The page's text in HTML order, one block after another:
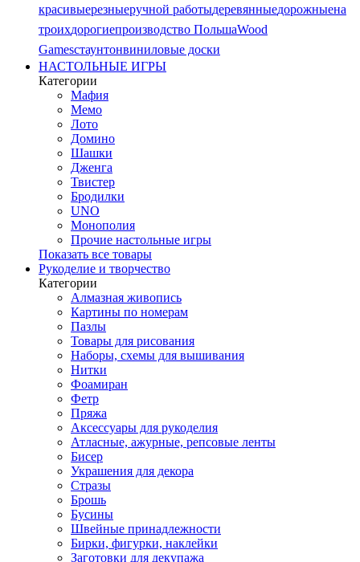
красивыерезныеручной работыдеревянныедорожныена
троихдорогиепроизводство ПольшаWood
Gamesстаунтонвиниловые доски
НАСТОЛЬНЫЕ ИГРЫ
Категории
Мафия
Мемо
Лото
Домино
Шашки
Дженга
Твистер
Бродилки
UNO
Монополия
Прочие настольные игры
Показать все товары
Рукоделие и творчество
Категории
Алмазная живопись
Картины по номерам
Пазлы
Товары для рисования
Наборы, схемы для вышивания
Нитки
Фоамиран
Фетр
Пряжа
Аксессуары для рукоделия
Атласные, ажурные, репсовые ленты
Бисер
Украшения для декора
Стразы
Брошь
Бусины
Швейные принадлежности
Бирки, фигурки, наклейки
Заготовки для декупажа